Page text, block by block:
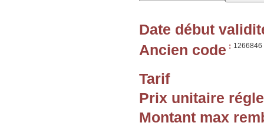
Date début
Ancien code : 1266846
Tarif
Prix unitaire
Montant max